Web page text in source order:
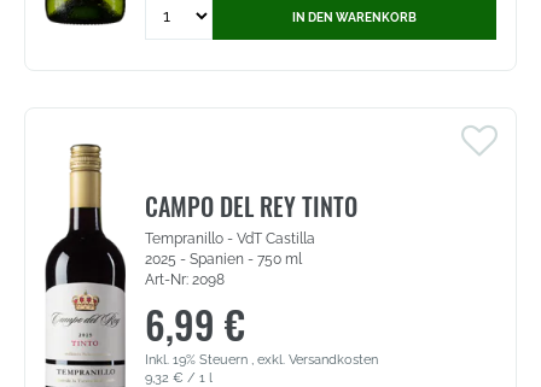
for
Cesar
France
(3293)
IN DEN WARENKORB
CAMPO DEL REY TINTO
Tempranillo - VdT Castilla
2025 - Spanien - 750 ml
Art-Nr: 2098
6,99 €
Inkl. 19% Steuern , exkl. Versandkosten
9,32 € / 1 l